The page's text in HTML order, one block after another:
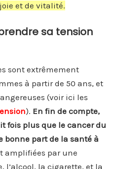
et de vitalité.
sa tension
sont extrêmement
à partir de 50 ans, et
(voir ici les
). En fin de compte,
fois plus que le cancer du
bonne part de la santé à
amplifiées par une
la cigarette, et la